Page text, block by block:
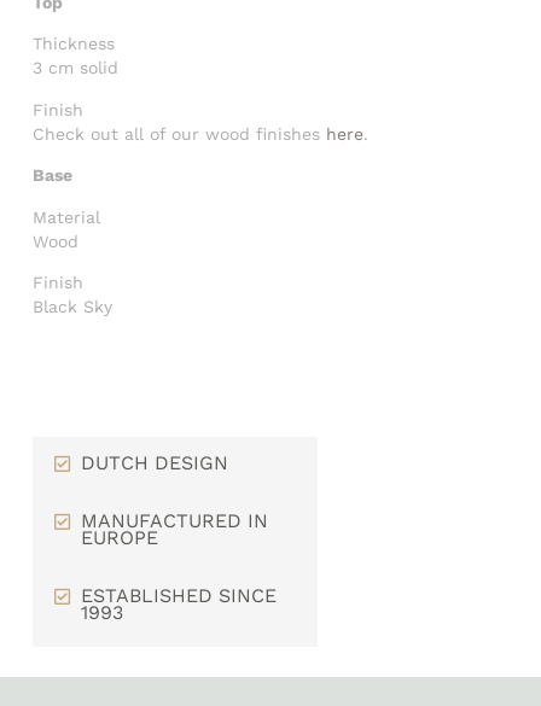
Thickness
3 cm solid
Finish
Check out all of our wood finishes here.
Base
Material
Wood
Finish
Black Sky
DUTCH DESIGN
MANUFACTURED IN
EUROPE
ESTABLISHED SINCE
1993